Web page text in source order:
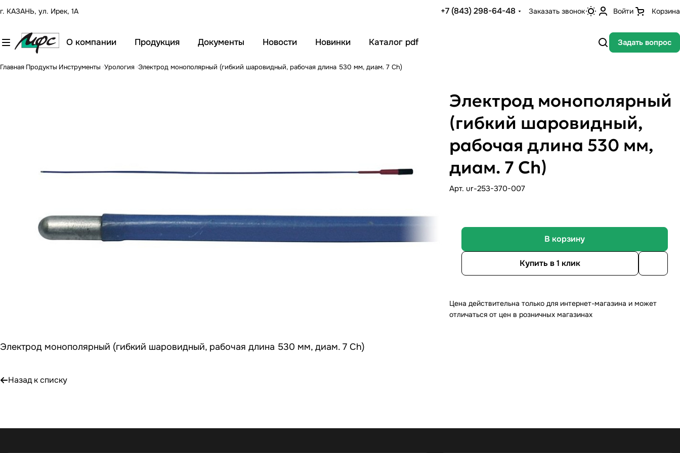
г. КАЗАНЬ, ул. Ирек, 1А +7 (843) 298-64-48 Заказать звонок Войти Корзина
О компании Продукция Документы Новости Новинки Каталог pdf Задать вопрос
Главная Продукты Инструменты Урология Электрод монополярный (гибкий шаровидный, рабочая длина 530 мм, диам. 7 Ch)
Электрод монополярный
(гибкий шаровидный,
рабочая длина 530 мм,
диам. 7 Ch)
Арт. ur-253-370-007
В корзину
Купить в 1 клик
Цена действительна только для интернет-магазина и может
отличаться от цен в розничных магазинах
Электрод монополярный (гибкий шаровидный, рабочая длина 530 мм, диам. 7 Ch)
Назад к списку